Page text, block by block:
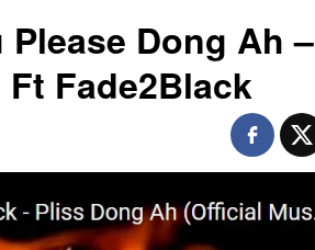
Dong Ah –
Fade2Black